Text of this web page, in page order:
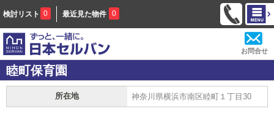
検討リスト 0 最近見た物件 0
お問合せ
睦町保育園
所在地 神奈川県横浜市南区睦町１丁目30